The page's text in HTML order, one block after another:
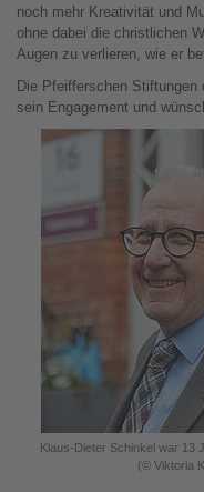
noch mehr Kreativität und
ohne dabei die christlichen
Augen zu verlieren, wie er
Die Pfeifferschen
sein Engagement und
Klaus-Dieter Schinkel war 13
(© Viktoria